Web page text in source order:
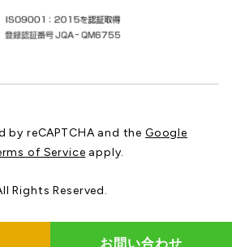
reCAPTCHA and the Google
of Service apply.
Rights Reserved.
お問い合わせ